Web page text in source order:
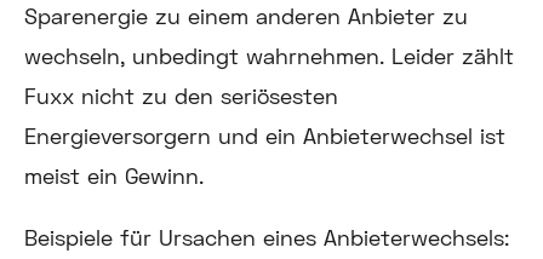
Sparenergie zu einem anderen Anbieter zu
wechseln, unbedingt wahrnehmen. Leider zählt
Fuxx nicht zu den seriösesten
Energieversorgern und ein Anbieterwechsel ist
meist ein Gewinn.
Beispiele für Ursachen eines Anbieterwechsels: